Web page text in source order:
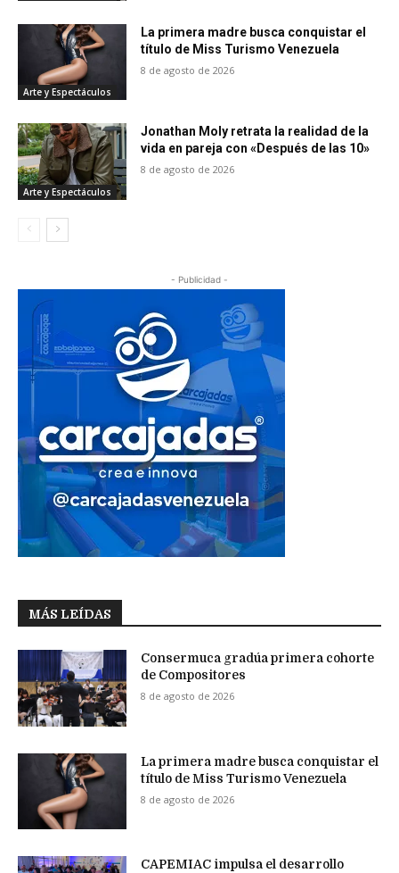
Arte y Espectáculos
La primera madre busca conquistar el
título de Miss Turismo Venezuela
8 de agosto de 2026
Arte y Espectáculos
Jonathan Moly retrata la realidad de la
vida en pareja con «Después de las 10»
8 de agosto de 2026
- Publicidad -
MÁS LEÍDAS
Consermuca gradúa primera cohorte
de Compositores
8 de agosto de 2026
La primera madre busca conquistar el
título de Miss Turismo Venezuela
8 de agosto de 2026
CAPEMIAC impulsa el desarrollo